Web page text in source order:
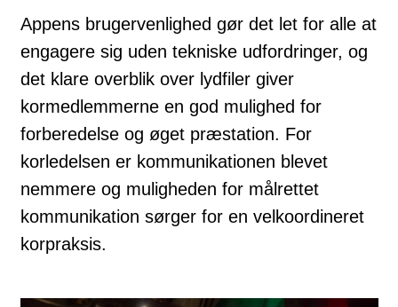
Appens brugervenlighed gør det let for alle at
engagere sig uden tekniske udfordringer, og
det klare overblik over lydfiler giver
kormedlemmerne en god mulighed for
forberedelse og øget præstation. For
korledelsen er kommunikationen blevet
nemmere og muligheden for målrettet
kommunikation sørger for en velkoordineret
korpraksis.